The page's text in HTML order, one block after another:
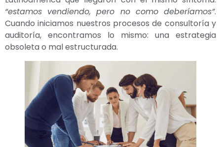
“estamos vendiendo, pero no como deberíamos”.
Cuando iniciamos nuestros procesos de consultoría y
auditoría, encontramos lo mismo: una estrategia
obsoleta o mal estructurada.